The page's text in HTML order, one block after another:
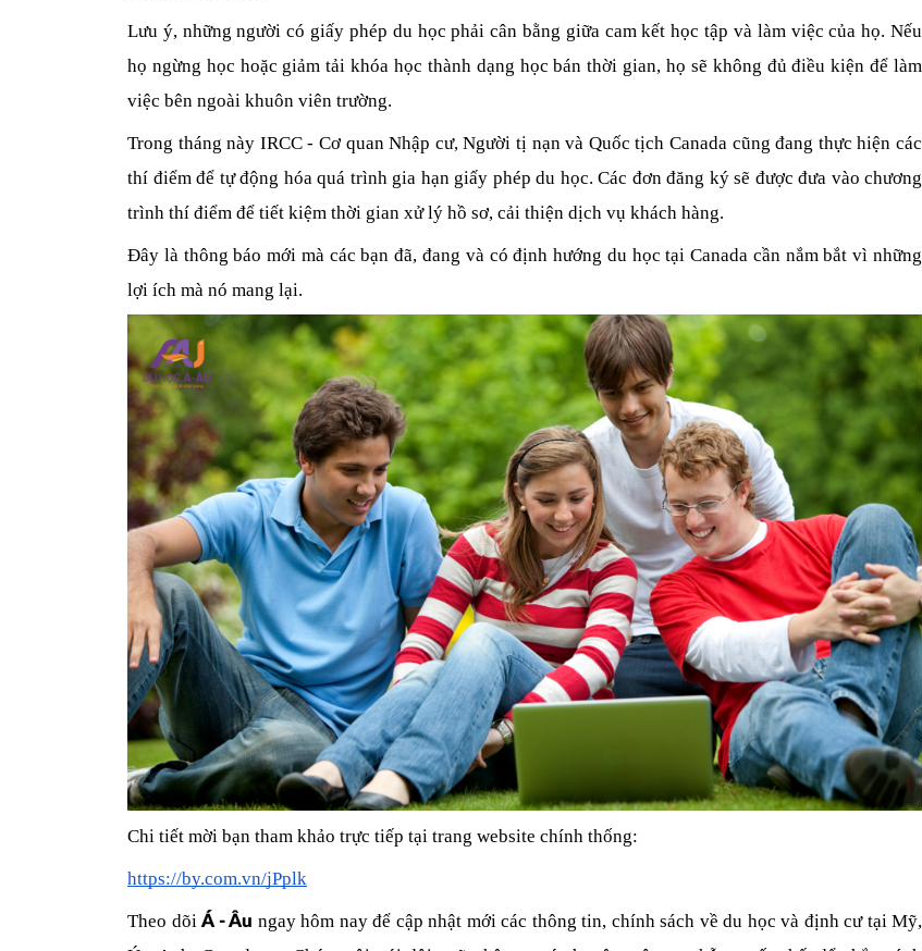
Lưu ý, những người có giấy phép du học phải cân bằng giữa cam kết học tập và làm việc của họ. Nếu
họ ngừng học hoặc giảm tải khóa học thành dạng học bán thời gian, họ sẽ không đủ điều kiện để làm
việc bên ngoài khuôn viên trường.
Trong tháng này IRCC - Cơ quan Nhập cư, Người tị nạn và Quốc tịch Canada cũng đang thực hiện các
thí điểm để tự động hóa quá trình gia hạn giấy phép du học. Các đơn đăng ký sẽ được đưa vào chương
trình thí điểm để tiết kiệm thời gian xử lý hồ sơ, cải thiện dịch vụ khách hàng.
Đây là thông báo mới mà các bạn đã, đang và có định hướng du học tại Canada cần nắm bắt vì những
lợi ích mà nó mang lại.
Chi tiết mời bạn tham khảo trực tiếp tại trang website chính thống:
https://by.com.vn/jPplk
Theo dõi Á - Âu ngay hôm nay để cập nhật mới các thông tin, chính sách về du học và định cư tại Mỹ,